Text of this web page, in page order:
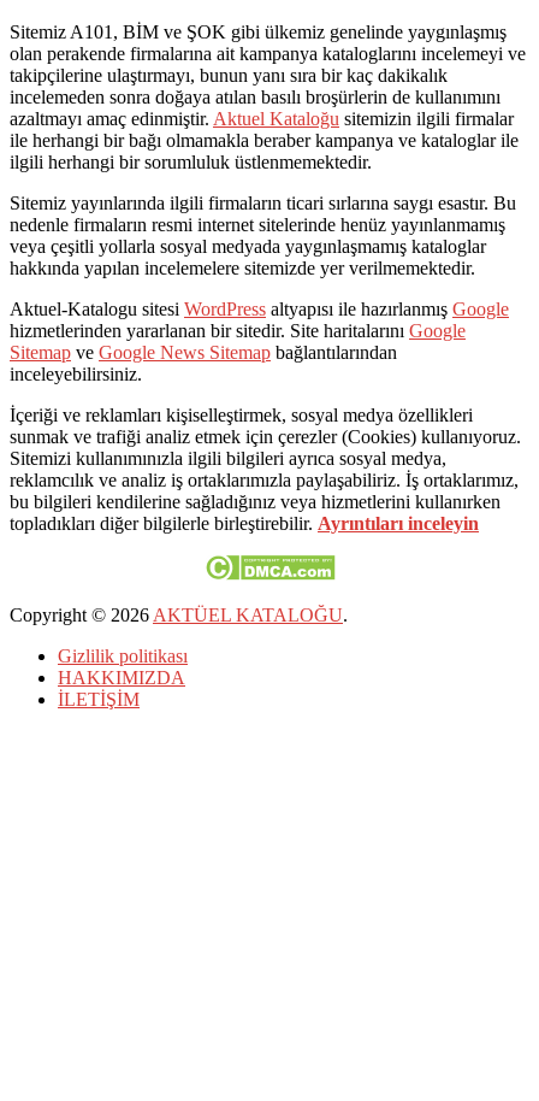
Sitemiz A101, BİM ve ŞOK gibi ülkemiz genelinde yaygınlaşmış
olan perakende firmalarına ait kampanya kataloglarını incelemeyi ve
takipçilerine ulaştırmayı, bunun yanı sıra bir kaç dakikalık
incelemeden sonra doğaya atılan basılı broşürlerin de kullanımını
azaltmayı amaç edinmiştir. Aktuel Kataloğu sitemizin ilgili firmalar
ile herhangi bir bağı olmamakla beraber kampanya ve kataloglar ile
ilgili herhangi bir sorumluluk üstlenmemektedir.
Sitemiz yayınlarında ilgili firmaların ticari sırlarına saygı esastır. Bu
nedenle firmaların resmi internet sitelerinde henüz yayınlanmamış
veya çeşitli yollarla sosyal medyada yaygınlaşmamış kataloglar
hakkında yapılan incelemelere sitemizde yer verilmemektedir.
Aktuel-Katalogu sitesi WordPress altyapısı ile hazırlanmış Google
hizmetlerinden yararlanan bir sitedir. Site haritalarını Google
Sitemap ve Google News Sitemap bağlantılarından
inceleyebilirsiniz.
İçeriği ve reklamları kişiselleştirmek, sosyal medya özellikleri
sunmak ve trafiği analiz etmek için çerezler (Cookies) kullanıyoruz.
Sitemizi kullanımınızla ilgili bilgileri ayrıca sosyal medya,
reklamcılık ve analiz iş ortaklarımızla paylaşabiliriz. İş ortaklarımız,
bu bilgileri kendilerine sağladığınız veya hizmetlerini kullanırken
topladıkları diğer bilgilerle birleştirebilir. Ayrıntıları inceleyin
Copyright © 2026 AKTÜEL KATALOĞU.
Gizlilik politikası
HAKKIMIZDA
İLETİŞİM